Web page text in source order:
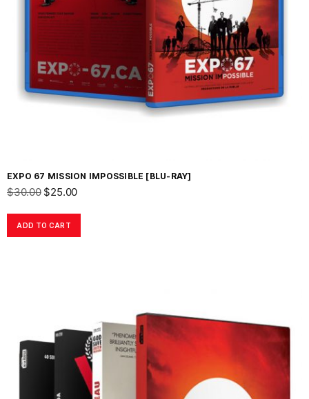
EXPO 67 MISSION IMPOSSIBLE [BLU-RAY]
$30.00 $25.00
ADD TO CART